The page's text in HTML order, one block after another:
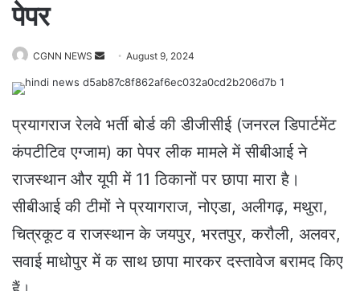
पेपर
CGNN NEWS
e
n
e
m
a
i
August 9, 2024
प्रयागराज रेलवे भर्ती बोर्ड की डीजीसीई (जनरल डिपार्टमेंट
कंपटीटिव एग्जाम) का पेपर लीक मामले में सीबीआई ने
राजस्थान और यूपी में 11 ठिकानों पर छापा मारा है।
सीबीआई की टीमों ने प्रयागराज, नोएडा, अलीगढ़, मथुरा,
चित्रकूट व राजस्थान के जयपुर, भरतपुर, करौली, अलवर,
सवाई माधोपुर में क साथ छापा मारकर दस्तावेज बरामद किए